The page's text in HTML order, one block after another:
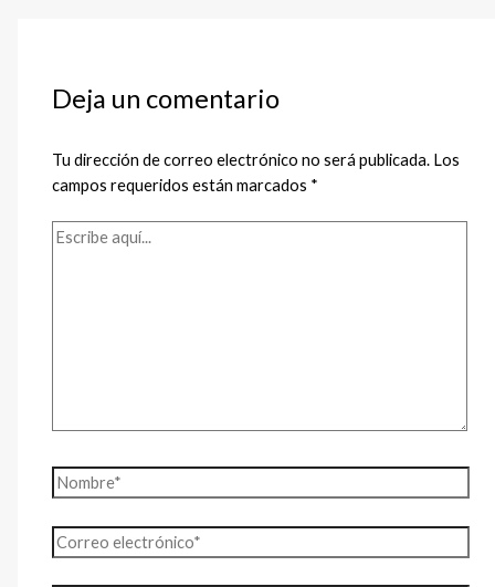
Deja un comentario
Tu dirección de correo electrónico no será publicada. Los
campos requeridos están marcados *
Escribe
Nombre*
Correo
electrónico*